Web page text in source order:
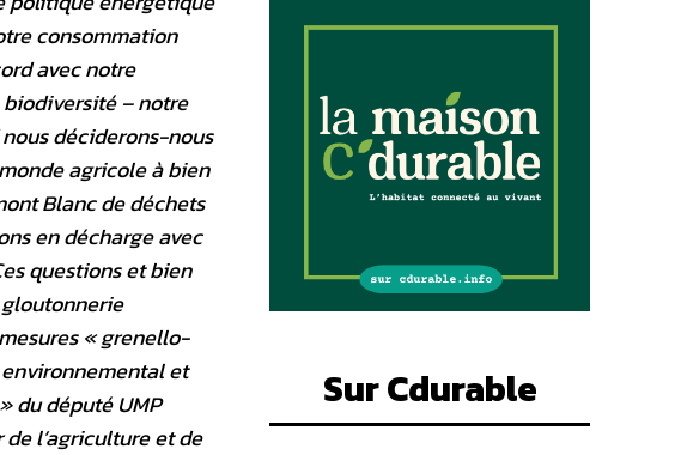
consommation
avec notre
– notre
déciderons-nous
agricole à bien
Blanc de déchets
en décharge avec
questions et bien
« grenello-
et
du député UMP
l’agriculture et de
Sur Cdurable